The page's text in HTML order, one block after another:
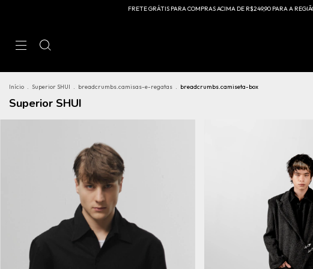
FRETE GRÁTIS PARA COMPRAS ACIMA DE R$249,90 PARA A REGIÃO SUDESTE E ACIMA DE
Início . Superior SHUI . breadcrumbs.camisas-e-regatas . breadcrumbs.camiseta-box
Superior SHUI